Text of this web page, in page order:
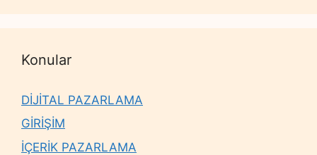
Konular
DİJİTAL PAZARLAMA
GİRİŞİM
İÇERİK PAZARLAMA